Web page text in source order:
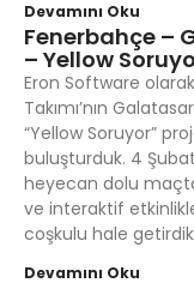
Devamını Oku
Fenerbahçe –
– Yellow
Eron Software
Takımı’nın
“Yellow Soruyor”
buluşturduk. 4
heyecan dolu
ve interaktif
coşkulu hale
Devamını Oku